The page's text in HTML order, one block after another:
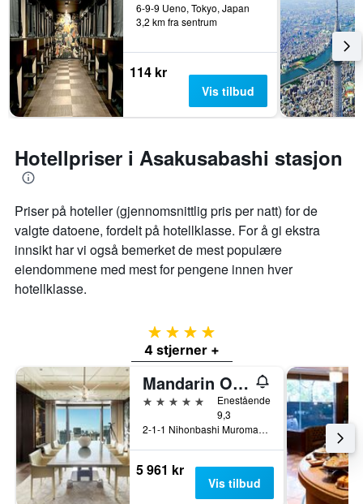
6-9-9 Ueno, Tokyo, Japan
3,2 km fra sentrum
114 kr
Vis tilbud
Hotellpriser i Asakusabashi stasjon
Priser på hoteller (gjennomsnittlig pris per natt) for de
valgte datoene, fordelt på hotellklasse. For å gi ekstra
innsikt har vi også bemerket de mest populære
eiendommene med mest for pengene innen hver
hotellklasse.
4 stjerner
4 stjerner +
Mandarin Oriental, Tokyo
5 stjerner
Enestående
9,3
2-1-1 Nihonbashi Muromachi, Tokyo, Japan
5 961 kr
Vis tilbud